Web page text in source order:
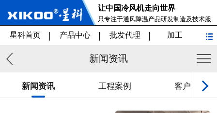
让中国冷风机走向世界
只专注于通风降温产品研发制造及技术服
务
星科首页 产品中心 批发代理 加工
新闻资讯
新闻资讯 工程案例 客户见证